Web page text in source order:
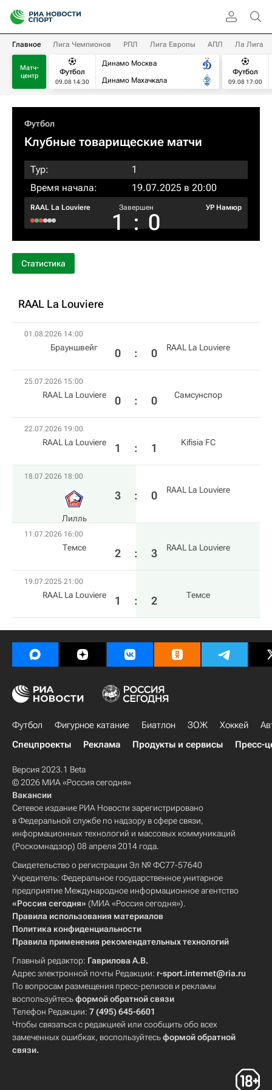
Главное Лига Чемпионов РПЛ Лига Европы АПЛ Ла Лига
Матч-
центр
Футбол
09.08 14:30
Динамо Москва
Динамо Махачкала
Футбол
09.08 17:00
Футбол
Клубные товарищеские матчи
Тур:
1
Время начала:
19.07.2025 в 20:00
RAAL La Louviere Завершен
1 : 0
УР Намюр
Статистика
RAAL La Louviere
01.08.2026 14:00
Брауншвейг 0 : 0 RAAL La Louviere
25.07.2026 15:00
RAAL La Louviere 0 : 0 Самсунспор
22.07.2026 19:00
RAAL La Louviere 1 : 1 Kifisia FC
18.07.2026 18:00
Лилль
3 : 0 RAAL La Louviere
11.07.2026 16:00
Темсе 2 : 3 RAAL La Louviere
19.07.2025 21:00
RAAL La Louviere 1 : 2 Темсе
Футбол Фигурное катание Биатлон ЗОЖ Хоккей
Спецпроекты
Реклама Продукты и сервисы Пресс-
Версия 2023.1 Beta
© 2026 МИА «Россия сегодня»
Вакансии
Сетевое издание РИА Новости зарегистрировано
в Федеральной службе по надзору в сфере связи,
информационных технологий и массовых коммуникаций
(Роскомнадзор) 08 апреля 2014 года.
Свидетельство о регистрации Эл № ФС77-57640
Учредитель: Федеральное государственное унитарное
предприятие Международное информационное агентство
«Россия сегодня» (МИА «Россия сегодня»).
Правила использования материалов
Политика конфиденциальности
Правила применения рекомендательных технологий
Главный редактор: Гаврилова А.В.
Адрес электронной почты Редакции: r-sport.internet@ria.ru
По вопросам размещения пресс-релизов и рекламы
воспользуйтесьформой обратной связи
Телефон Редакции: 7 (495) 645-6601
Чтобы связаться с редакцией или сообщить обо всех
замеченных ошибках, воспользуйтесьформой обратной
связи.